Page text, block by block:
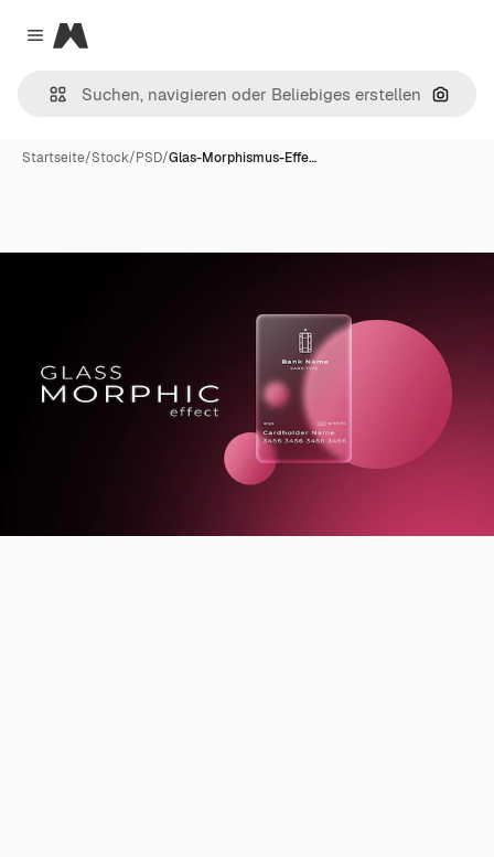
Close menu
Magnific
Nach
Startseite/Stock/PSD/Glas-Morphismus-Effe…